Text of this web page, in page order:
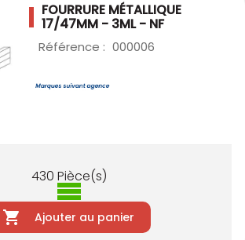
FOURRURE MÉTALLIQUE
17/47MM - 3ML - NF
Référence : 000006
430 Pièce(s)
Ajouter au panier